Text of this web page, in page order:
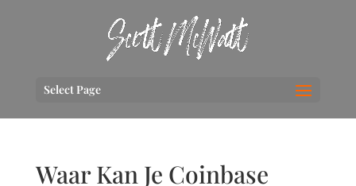
Select Page
Waar Kan Je Coinbase